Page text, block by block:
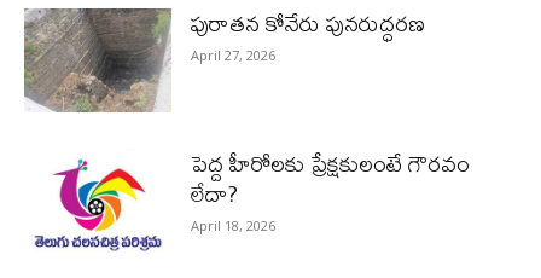
పురాత‌న కోనేరు పున‌రుద్ధ‌ర‌ణ
April 27, 2026
పెద్ద హీరోల‌కు ప్రేక్ష‌కులంటే గౌర‌వం
లేదా?
April 18, 2026